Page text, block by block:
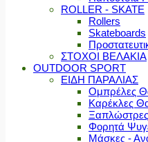
ROLLER - SKATE
Rollers
Skateboards
ΣΤΟΧΟΙ ΒΕΛΑΚΙΑ
OUTDOOR SPORT
ΕΙΔΗ ΠΑΡΑΛΙΑΣ
Ομπρέλες
Καρέκλες
Φορητά
Μάσκες -